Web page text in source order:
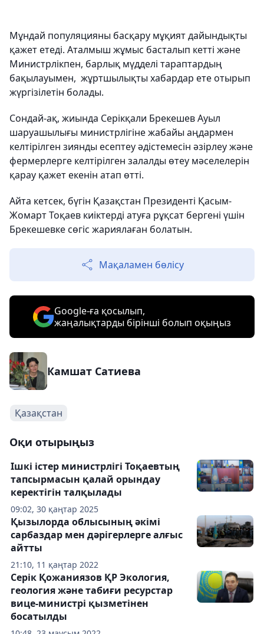
Мұндай популяцияны басқару мұқият дайындықты
қажет етеді. Аталмыш жұмыс басталып кетті және
Министрлікпен, барлық мүдделі тараптардың
бақылауымен, жұртшылықты хабардар ете отырып
жүргізілетін болады.
Сондай-ақ, жиында Серікқали Брекешев Ауыл
шаруашылығы министрлігіне жабайы аңдармен
келтірілген зиянды есептеу әдістемесін әзірлеу және
фермерлерге келтірілген залалды өтеу мәселелерін
қарау қажет екенін атап өтті.
Айта кетсек, бүгін Қазақстан Президенті Қасым-
Жомарт Тоқаев киіктерді атуға рұқсат бергені үшін
Брекешевке сөгіс жариялаған болатын.
Мақаламен бөлісу
Google-ға қосылып,
жаңалықтарды бірінші болып оқыңыз
Камшат Сатиева
Қазақстан
Оқи отырыңыз
09:02, 30 қаңтар 2025
Ішкі істер министрлігі Тоқаевтың
тапсырмасын қалай орындау
керектігін талқылады
21:10, 11 қаңтар 2022
Қызылорда облысының әкімі
сарбаздар мен дәрігерлерге алғыс
айтты
Серік Қожаниязов ҚР Экология,
геология және табиғи ресурстар
вице-министрі қызметінен
босатылды